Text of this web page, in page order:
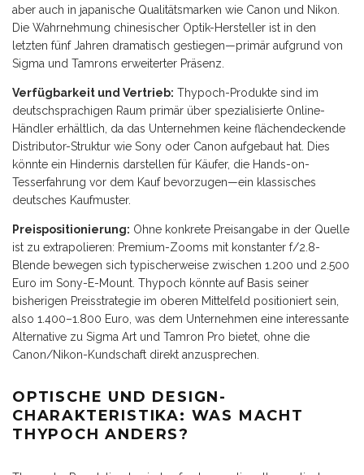
aber auch in japanische Qualitätsmarken wie Canon und Nikon.
Die Wahrnehmung chinesischer Optik-Hersteller ist in den
letzten fünf Jahren dramatisch gestiegen—primär aufgrund von
Sigma und Tamrons erweiterter Präsenz.
Verfügbarkeit und Vertrieb: Thypoch-Produkte sind im
deutschsprachigen Raum primär über spezialisierte Online-
Händler erhältlich, da das Unternehmen keine flächendeckende
Distributor-Struktur wie Sony oder Canon aufgebaut hat. Dies
könnte ein Hindernis darstellen für Käufer, die Hands-on-
Tesserfahrung vor dem Kauf bevorzugen—ein klassisches
deutsches Kaufmuster.
Preispositionierung: Ohne konkrete Preisangabe in der Quelle
ist zu extrapolieren: Premium-Zooms mit konstanter f/2.8-
Blende bewegen sich typischerweise zwischen 1.200 und 2.500
Euro im Sony-E-Mount. Thypoch könnte auf Basis seiner
bisherigen Preisstrategie im oberen Mittelfeld positioniert sein,
also 1.400–1.800 Euro, was dem Unternehmen eine interessante
Alternative zu Sigma Art und Tamron Pro bietet, ohne die
Canon/Nikon-Kundschaft direkt anzusprechen.
OPTISCHE UND DESIGN-
CHARAKTERISTIKA: WAS MACHT
THYPOCH ANDERS?